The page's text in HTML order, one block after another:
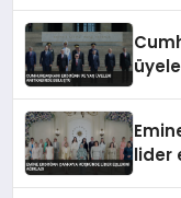
lider